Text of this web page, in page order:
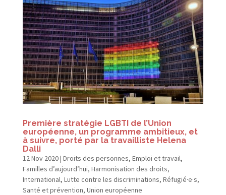
Première stratégie LGBTI de l’Union
européenne, un programme ambitieux, et
à suivre, porté par la travailliste Helena
Dalli
12 Nov 2020| Droits des personnes, Emploi et travail,
Familles d’aujourd’hui, Harmonisation des droits,
International, Lutte contre les discriminations, Réfugié·e·s,
Santé et prévention, Union européenne